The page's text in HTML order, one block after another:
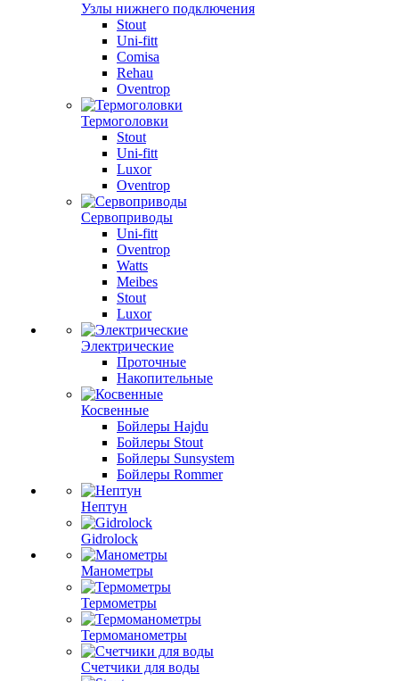
Узлы нижнего подключения
Stout
Uni-fitt
Comisa
Rehau
Oventrop
Термоголовки
Stout
Uni-fitt
Luxor
Oventrop
Сервоприводы
Uni-fitt
Oventrop
Watts
Meibes
Stout
Luxor
Электрические
Проточные
Накопительные
Косвенные
Бойлеры Hajdu
Бойлеры Stout
Бойлеры Sunsystem
Бойлеры Rommer
Нептун
Gidrolock
Манометры
Термометры
Термоманометры
Счетчики для воды